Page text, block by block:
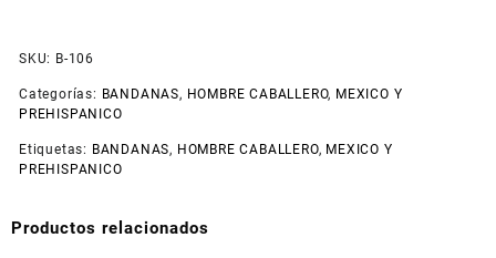
SKU: B-106
Categorías: BANDANAS, HOMBRE CABALLERO, MEXICO Y
PREHISPANICO
Etiquetas: BANDANAS, HOMBRE CABALLERO, MEXICO Y
PREHISPANICO
Productos relacionados